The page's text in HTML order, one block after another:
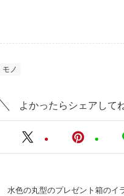
モノ
よかったらシェアして
水色の丸型のプレゼント箱のイ